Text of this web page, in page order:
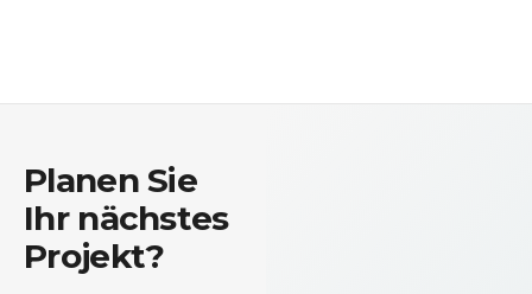
Planen Sie
Ihr nächstes
Projekt?